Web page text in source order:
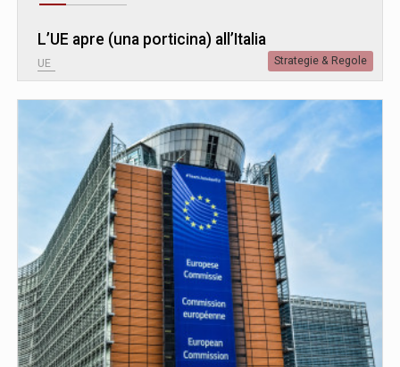
L’UE apre (una porticina) all’Italia
UE Strategie & Regole